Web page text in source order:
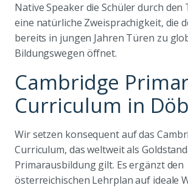
Native Speaker die Schüler durch den
eine natürliche Zweisprachigkeit, die
bereits in jungen Jahren Türen zu
Bildungswegen öffnet.
Cambridge
Curriculum in
Wir setzen konsequent auf das
Curriculum, das weltweit als
Primarausbildung gilt. Es ergänzt den
österreichischen Lehrplan auf ideale